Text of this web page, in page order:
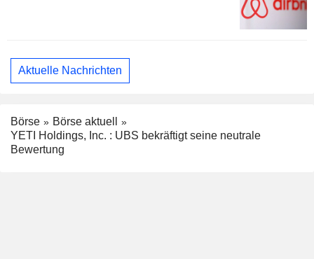
Aktuelle Nachrichten
Börse
Börse aktuell
YETI Holdings, Inc. : UBS bekräftigt seine neutrale
Bewertung